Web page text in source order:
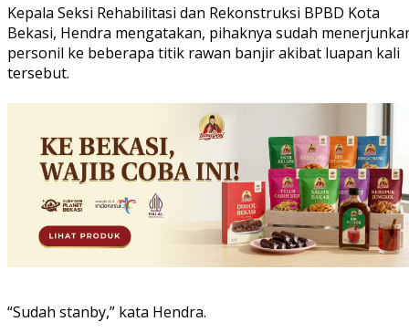
Kepala Seksi Rehabilitasi dan Rekonstruksi BPBD Kota
Bekasi, Hendra mengatakan, pihaknya sudah
personil ke beberapa titik rawan banjir akibat luapan kali
tersebut.
“Sudah stanby,” kata Hendra.